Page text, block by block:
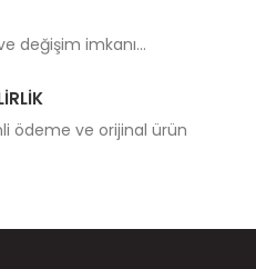
değişim imkanı...
ödeme ve orijinal ürün